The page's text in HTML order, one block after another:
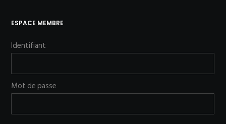
ESPACE MEMBRE
Identifiant
Mot de passe